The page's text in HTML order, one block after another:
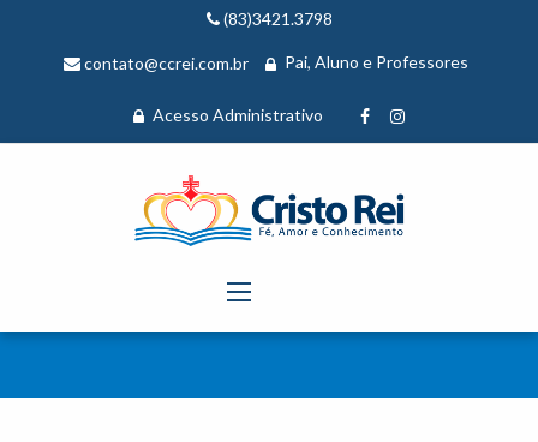
(83)3421.3798
contato@ccrei.com.br Pai, Aluno e Professores
Acesso Administrativo